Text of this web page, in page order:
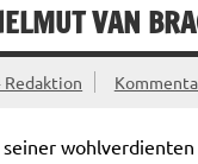
VAN
Redaktion